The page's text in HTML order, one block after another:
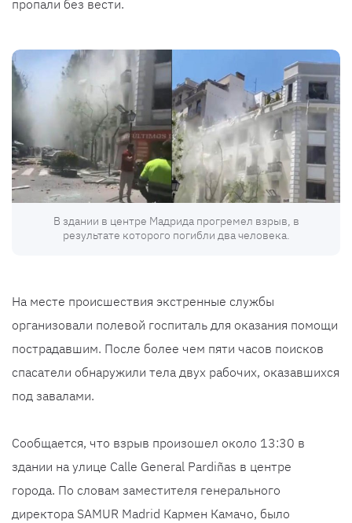
пропали без вести.
В здании в центре Мадрида прогремел взрыв, в
результате которого погибли два человека.
На месте происшествия экстренные службы
организовали полевой госпиталь для оказания помощи
пострадавшим. После более чем пяти часов поисков
спасатели обнаружили тела двух рабочих, оказавшихся
под завалами.
Сообщается, что взрыв произошел около 13:30 в
здании на улице Calle General Pardiñas в центре
города. По словам заместителя генерального
директора SAMUR Madrid Кармен Камачо, было